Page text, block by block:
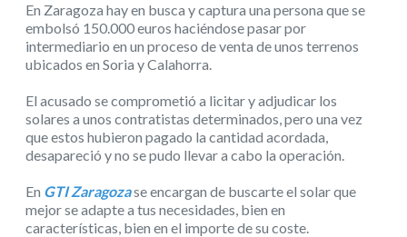
En Zaragoza hay en busca y captura una persona que se
embolsó 150.000 euros haciéndose pasar por
intermediario en un proceso de venta de unos terrenos
ubicados en Soria y Calahorra.
El acusado se comprometió a licitar y adjudicar los
solares a unos contratistas determinados, pero una vez
que estos hubieron pagado la cantidad acordada,
desapareció y no se pudo llevar a cabo la operación.
En GTI Zaragozase encargan de buscarte el solar que
mejor se adapte a tus necesidades, bien en
características, bien en el importe de su coste.